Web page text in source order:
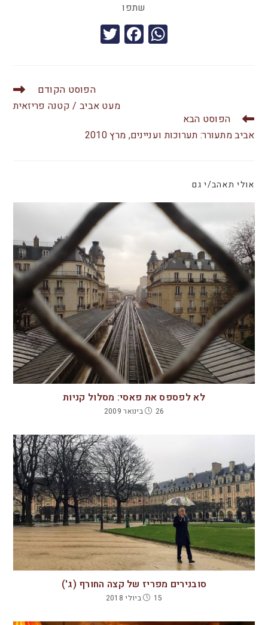
שתפו
W
h
p
F
a
b
o
o
er
הפוסט הקודם
מעט אביב / קטנה פריזאית
הפוסט הבא
אביב מתעורר: תערוכות ועניינים, מרץ 2010
אולי תאהב/י גם
לא לפספס את פאסי: מסלול קניות
26 בינואר 2009
סובנירים מפריז של קצה החורף (ג')
15 ביולי 2018